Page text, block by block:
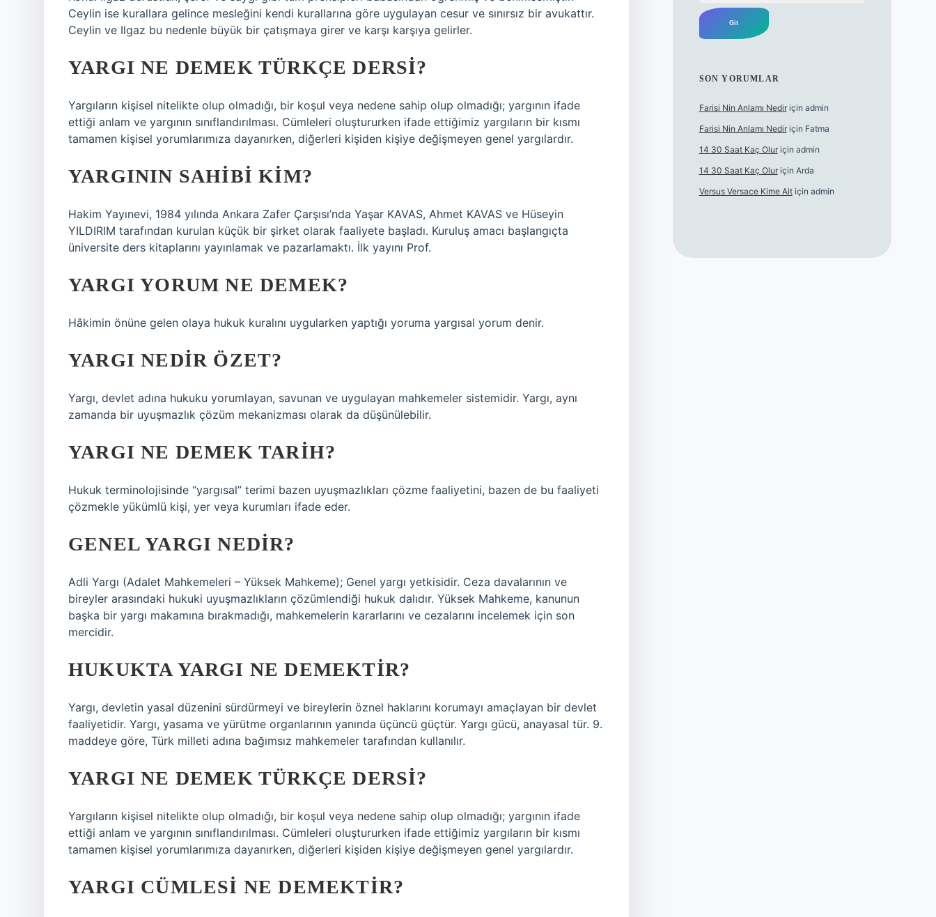
Ceylin ise kurallara gelince mesleğini kendi kurallarına göre uygulayan cesur ve sınırsız bir avukattır.
Ceylin ve Ilgaz bu nedenle büyük bir çatışmaya girer ve karşı karşıya gelirler.
YARGI NE DEMEK TÜRKÇE DERSI?
Yargıların kişisel nitelikte olup olmadığı, bir koşul veya nedene sahip olup olmadığı; yargının ifade
ettiği anlam ve yargının sınıflandırılması. Cümleleri oluştururken ifade ettiğimiz yargıların bir kısmı
tamamen kişisel yorumlarımıza dayanırken, diğerleri kişiden kişiye değişmeyen genel yargılardır.
YARGININ SAHIBI KIM?
Hakim Yayınevi, 1984 yılında Ankara Zafer Çarşısı’nda Yaşar KAVAS, Ahmet KAVAS ve Hüseyin
YILDIRIM tarafından kurulan küçük bir şirket olarak faaliyete başladı. Kuruluş amacı başlangıçta
üniversite ders kitaplarını yayınlamak ve pazarlamaktı. İlk yayını Prof.
YARGI YORUM NE DEMEK?
Hâkimin önüne gelen olaya hukuk kuralını uygularken yaptığı yoruma yargısal yorum denir.
YARGI NEDIR ÖZET?
Yargı, devlet adına hukuku yorumlayan, savunan ve uygulayan mahkemeler sistemidir. Yargı, aynı
zamanda bir uyuşmazlık çözüm mekanizması olarak da düşünülebilir.
YARGI NE DEMEK TARIH?
Hukuk terminolojisinde “yargısal” terimi bazen uyuşmazlıkları çözme faaliyetini, bazen de bu faaliyeti
çözmekle yükümlü kişi, yer veya kurumları ifade eder.
GENEL YARGI NEDIR?
Adli Yargı (Adalet Mahkemeleri – Yüksek Mahkeme); Genel yargı yetkisidir. Ceza davalarının ve
bireyler arasındaki hukuki uyuşmazlıkların çözümlendiği hukuk dalıdır. Yüksek Mahkeme, kanunun
başka bir yargı makamına bırakmadığı, mahkemelerin kararlarını ve cezalarını incelemek için son
mercidir.
HUKUKTA YARGI NE DEMEKTIR?
Yargı, devletin yasal düzenini sürdürmeyi ve bireylerin öznel haklarını korumayı amaçlayan bir devlet
faaliyetidir. Yargı, yasama ve yürütme organlarının yanında üçüncü güçtür. Yargı gücü, anayasal tür. 9.
maddeye göre, Türk milleti adına bağımsız mahkemeler tarafından kullanılır.
YARGI NE DEMEK TÜRKÇE DERSI?
Yargıların kişisel nitelikte olup olmadığı, bir koşul veya nedene sahip olup olmadığı; yargının ifade
ettiği anlam ve yargının sınıflandırılması. Cümleleri oluştururken ifade ettiğimiz yargıların bir kısmı
tamamen kişisel yorumlarımıza dayanırken, diğerleri kişiden kişiye değişmeyen genel yargılardır.
YARGI CÜMLESI NE DEMEKTIR?
SON YORUMLAR
Farisi Nin Anlamı Nediriçin admin
Farisi Nin Anlamı Nediriçin Fatma
14 30 Saat Kaç Oluriçin admin
14 30 Saat Kaç Oluriçin Arda
Versus Versace Kime Aitiçin admin